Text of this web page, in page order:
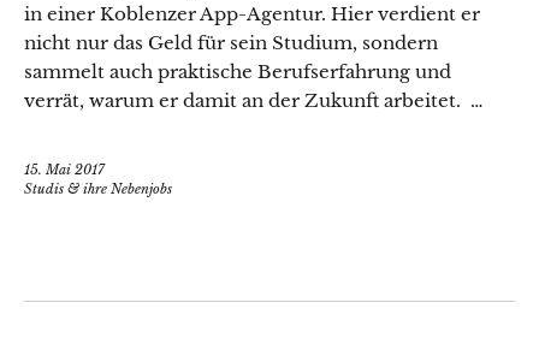
in einer Koblenzer App-Agentur. Hier verdient er
nicht nur das Geld für sein Studium, sondern
sammelt auch praktische Berufserfahrung und
verrät, warum er damit an der Zukunft arbeitet. …
15. Mai 2017
Studis & ihre Nebenjobs